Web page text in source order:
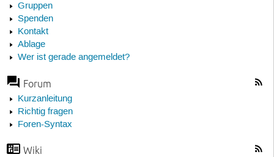
Gruppen
Spenden
Kontakt
Ablage
Wer ist gerade angemeldet?
Forum
Kurzanleitung
Richtig fragen
Foren-Syntax
Wiki